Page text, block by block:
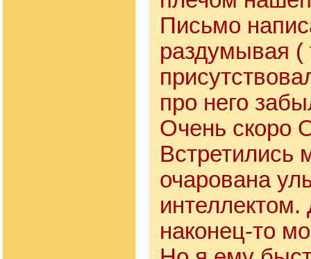
Письмо
раздумывая
про него
Очень скоро
Встретились
очарована
наконец-то